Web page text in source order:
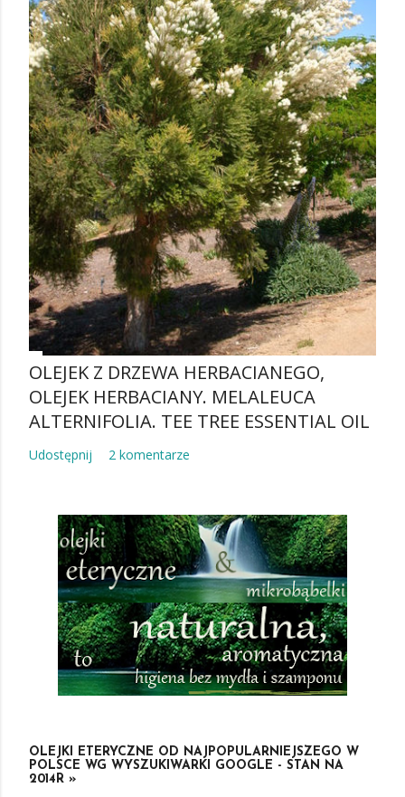
OLEJEK Z DRZEWA HERBACIANEGO,
OLEJEK HERBACIANY. MELALEUCA
ALTERNIFOLIA. TEE TREE ESSENTIAL OIL
Udostępnij 2 komentarze
OLEJKI ETERYCZNE OD NAJPOPULARNIEJSZEGO W
POLSCE WG WYSZUKIWARKI GOOGLE - STAN NA
2014R »